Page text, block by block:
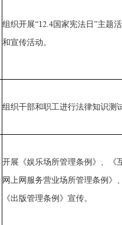
组织开展“12.4 国家宪法日 ”主题
和宣传活动。
组织干部和职工进行法律知识测
开展《娱乐场所管理条例》、《
网上网服务营业场所管理条例》
《出版管理条例》宣传。